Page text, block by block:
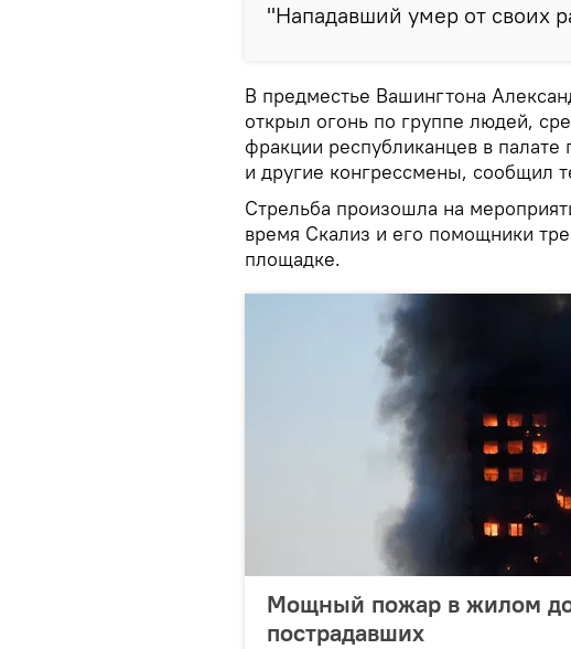
"Нападавший умер от своих
В предместье Вашингтона
открыл огонь по группе людей,
фракции республиканцев в палате
и другие конгрессмены, сообщил
Стрельба произошла на
время Скализ и его помощники
площадке.
Мощный пожар в жилом
пострадавших